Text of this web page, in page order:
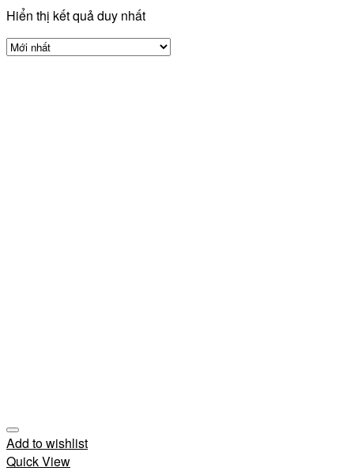
Hiển thị kết quả duy nhất
Add to wishlist
Quick View